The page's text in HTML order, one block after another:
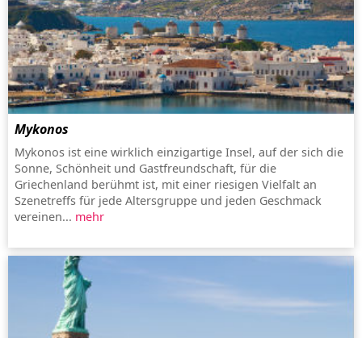
Mykonos
Mykonos ist eine wirklich einzigartige Insel, auf der sich die
Sonne, Schönheit und Gastfreundschaft, für die
Griechenland berühmt ist, mit einer riesigen Vielfalt an
Szenetreffs für jede Altersgruppe und jeden Geschmack
vereinen... mehr